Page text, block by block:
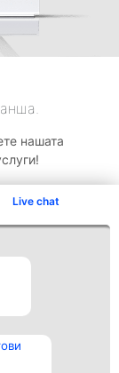
Live chat
нашата